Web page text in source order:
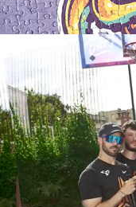
Le Brasier B4B